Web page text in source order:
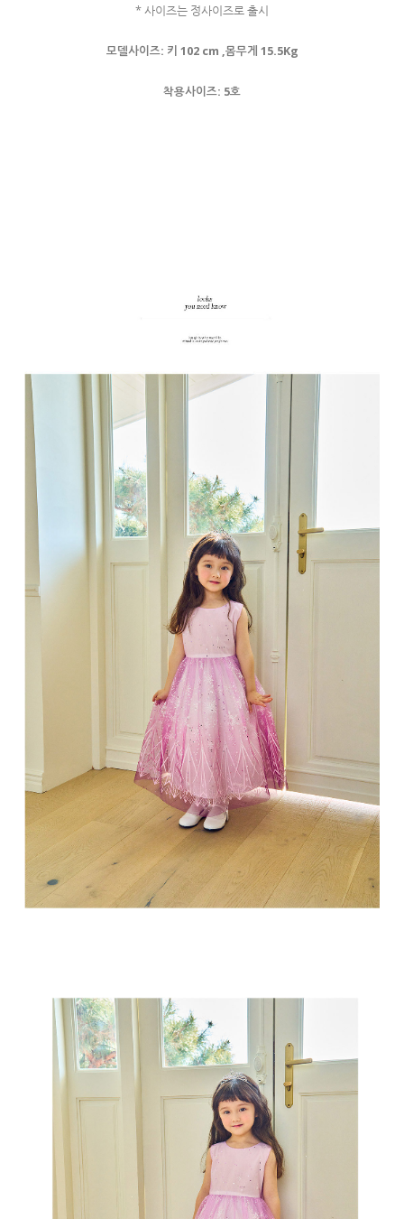
* 사이즈는 정사이즈로 출시
모델사이즈: 키 102 cm ,몸무게 15.5Kg
착용사이즈: 5호